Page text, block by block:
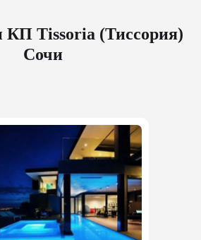
КП Tissoria (Тиссория)
Сочи